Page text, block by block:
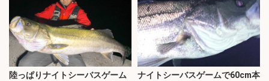
陸っぱりナイトシーバスゲーム
ナイトシーバスゲームで60cm本